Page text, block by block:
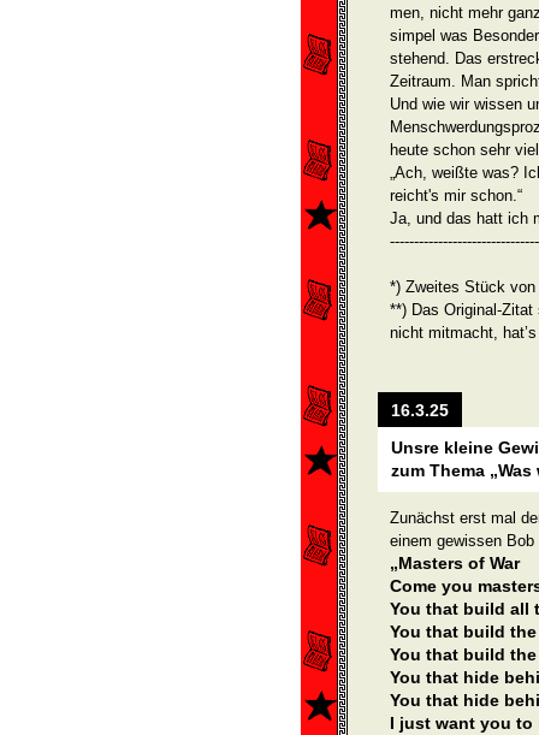
men, nicht mehr
simpel was
stehend. Das
Zeitraum. Man
Und wie wir wissen
heute schon sehr
„Ach, weißte was?
reicht's mir schon.“
Ja, und das hatt ich
*) Zweites Stück
**) Das Original-
nicht mitmacht,
16.3.25
Unsre kleine
zum Thema
Zunächst erst mal
einem gewissen Bob
„Masters of War
Come you
You that build all
You that build
You that build
You that hide
You that hide
I just want you to